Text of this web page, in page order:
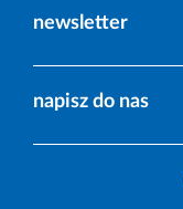
newsletter
napisz do nas